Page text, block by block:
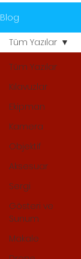
Blog
Tüm Yazılar
Kılavuzlar
Ekipman
Kamera
Objektif
Aksesuar
Sergi
Gösteri ve
Sunum
Makale
Tüm Yazılar